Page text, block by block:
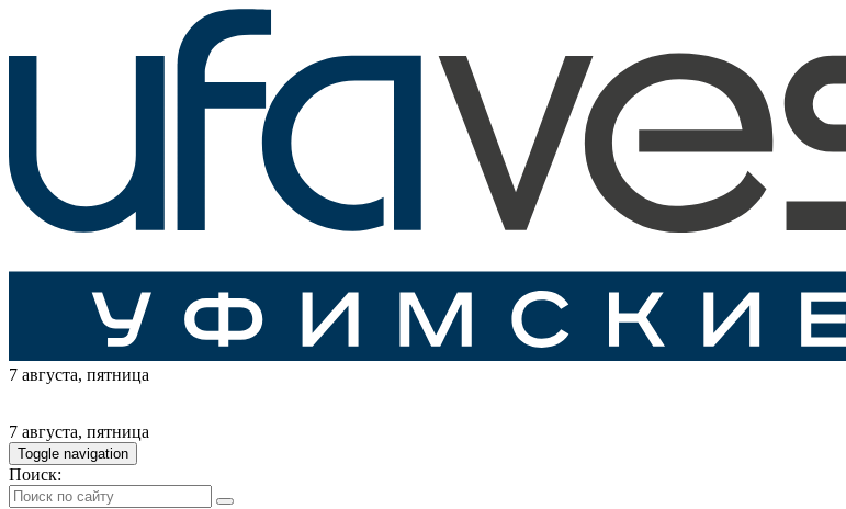
7 августа, пятница
7 августа, пятница
Toggle navigation
Поиск: